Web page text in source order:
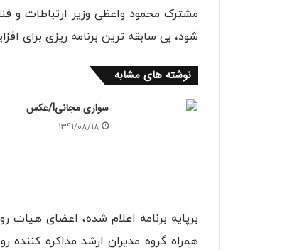
مشترک محمود واعظی وزیر ارتباطات و
شود، بی سابقه ترین برنامه ریزی برای
نوشته های مشابه
سواری مجانی!/عکس
1391/08/18
برپایه برنامه اعلام شده، اعضای هیات
همراه گروه مدیران ارشد مذاکره